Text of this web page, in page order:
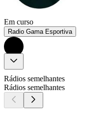
Em curso
Radio Gama Esportiva
Rádios semelhantes
Rádios semelhantes